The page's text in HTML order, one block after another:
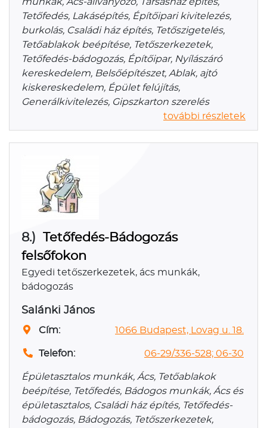
Tetőfedés, Lakásépítés, Építőipari kivitelezés,
burkolás, Családi ház építés, Tetőszigetelés,
Tetőablakok beépítése, Tetőszerkezetek,
Tetőfedés-bádogozás, Építőipar, Nyílászáró
kereskedelem, Belsőépítészet, Ablak, ajtó
kiskereskedelem, Épület felújítás,
Generálkivitelezés, Gipszkarton szerelés
további részletek
8.)
Tetőfedés-Bádogozás
felsőfokon
Egyedi tetőszerkezetek, ács munkák,
bádogozás
Salánki János
Cím: 1066 Budapest, Lovag u. 18.
Telefon: 06-29/336-528; 06-30
Épületasztalos munkák, Ács, Tetőablakok
beépítése, Tetőfedés, Bádogos munkák, Ács és
épületasztalos, Családi ház építés, Tetőfedés-
bádogozás, Bádogozás, Tetőszerkezetek,